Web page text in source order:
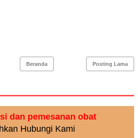
Posting Lama
Beranda
dan pemesanan obat
Hubungi Kami